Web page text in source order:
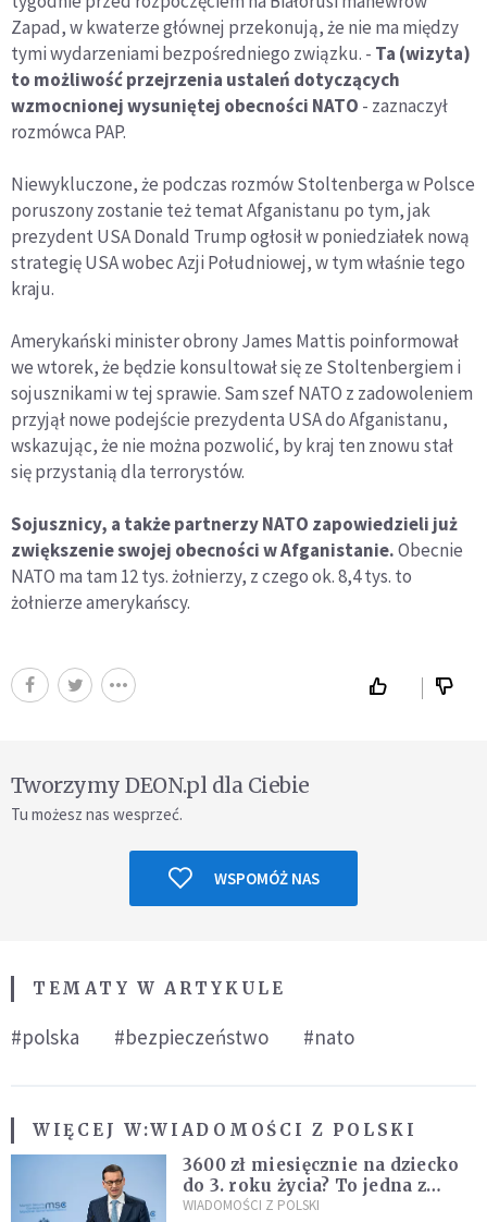
Zapad, w kwaterze głównej przekonują, że nie ma między
tymi wydarzeniami bezpośredniego związku. - Ta (wizyta)
to możliwość przejrzenia ustaleń dotyczących
wzmocnionej wysuniętej obecności NATO - zaznaczył
rozmówca PAP.
Niewykluczone, że podczas rozmów Stoltenberga w Polsce
poruszony zostanie też temat Afganistanu po tym, jak
prezydent USA Donald Trump ogłosił w poniedziałek nową
strategię USA wobec Azji Południowej, w tym właśnie tego
kraju.
Amerykański minister obrony James Mattis poinformował
we wtorek, że będzie konsultował się ze Stoltenbergiem i
sojusznikami w tej sprawie. Sam szef NATO z zadowoleniem
przyjął nowe podejście prezydenta USA do Afganistanu,
wskazując, że nie można pozwolić, by kraj ten znowu stał
się przystanią dla terrorystów.
Sojusznicy, a także partnerzy NATO zapowiedzieli już
zwiększenie swojej obecności w Afganistanie.Obecnie
NATO ma tam 12 tys. żołnierzy, z czego ok. 8,4 tys. to
żołnierze amerykańscy.
Tworzymy DEON.pl dla Ciebie
Tu możesz nas wesprzeć.
WSPOMÓŻ NAS
TEMATY W ARTYKULE
#polska #bezpieczeństwo #nato
WIĘCEJ W:WIADOMOŚCI Z POLSKI
3600 zł miesięcznie na dziecko
do 3. roku życia? To jedna z
propozycji programu "Rozwój
WIADOMOŚCI Z POLSKI